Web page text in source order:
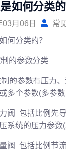
如何分类的
03月06日 常
何分类的？
的参数分类
制的参数有压力
多个参数(多参数
阀 包括比例先
系统的压力参数(
阀 包括比例节流